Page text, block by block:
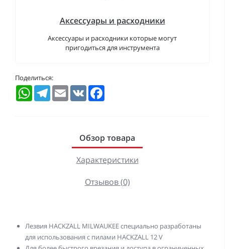
Аксессуары и расходники
Аксессуары и расходники которые могут
пригодиться для инструмента
Поделиться:
WhatsAppTelegramEmail VK
Обзор товара
Характеристики
Отзывов (0)
Лезвия HACKZALL MILWAUKEE специально разработаны
для использования с пилами HACKZALL 12 V